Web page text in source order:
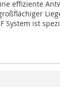
effiziente
System ist